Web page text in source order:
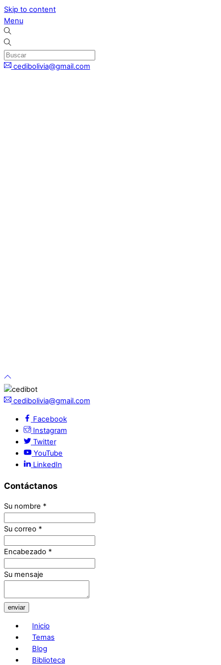
Skip to content
Menu
cedibolivia@gmail.com
cedibolivia@gmail.com
Facebook
Instagram
Twitter
YouTube
LinkedIn
Contáctanos
Su nombre *
Su correo *
Encabezado *
Su mensaje
enviar
Inicio
Temas
Blog
Biblioteca